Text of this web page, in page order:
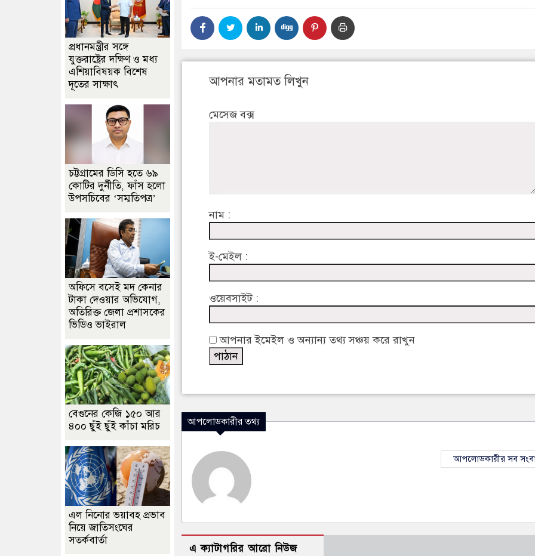
আপনার মতামত লিখুন
মেসেজ বক্স
নাম :
ই-মেইল :
ওয়েবসাইট :
আপনার ইমেইল ও অন্যান্য তথ্য সঞ্চয় করে রাখুন
আপলোডকারীর তথ্য
আপলোডকারীর সব
এ ক্যাটাগরির আরো নিউজ
প্রধানমন্ত্রীর সঙ্গে
যুক্তরাষ্ট্রের দক্ষিণ ও মধ্য
এশিয়াবিষয়ক বিশেষ
দূতের সাক্ষাৎ
চট্টগ্রামের ডিসি হতে ৬৯
কোটির দুর্নীতি, ফাঁস হলো
উপসচিবের ‘সম্মতিপত্র’
অফিসে বসেই মদ কেনার
টাকা দেওয়ার অভিযোগ,
অতিরিক্ত জেলা প্রশাসকের
ভিডিও ভাইরাল
বেগুনের কেজি ১৫০ আর
৪০০ ছুঁই ছুঁই কাঁচা মরিচ
এল নিনোর ভয়াবহ প্রভাব
নিয়ে জাতিসংঘের
সতর্কবার্তা